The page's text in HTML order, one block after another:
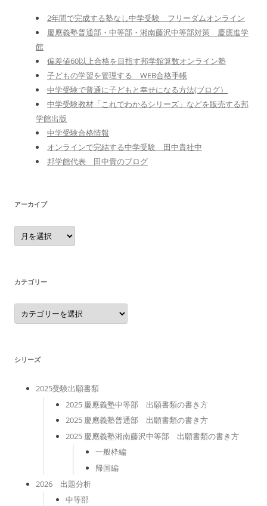
2年間で完成する塾なし中学受験 フリーダムオンライン
慶應義塾普通部・中等部・湘南藤沢中等部対策 慶應進学
館
偏差値60以上合格を目指す邦学館算数オンライン塾
子どもの学習を管理する WEB合格手帳
中学受験で普通に子どもと幸せになる方法(ブログ）
中学受験教材「これでわかるシリーズ」などを販売する邦
学館出版
中学受験合格情報
オンラインで完結する中学受験 田中貴社中
邦学館代表 田中貴のブログ
アーカイブ
ア
ー
カ
カテゴリー
カ
テ
ゴ
シリーズ
2025受験出願書類
2025 慶應義塾中等部 出願書類の書き方
2025 慶應義塾普通部 出願書類の書き方
2025 慶應義塾湘南藤沢中等部 出願書類の書き方
一般枠編
帰国編
2026 出題分析
中等部